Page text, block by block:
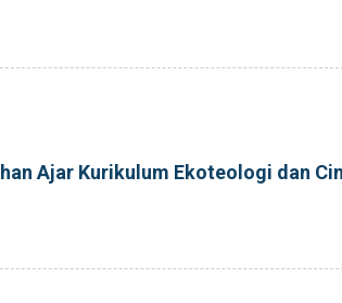
Ajar Kurikulum Ekoteologi dan